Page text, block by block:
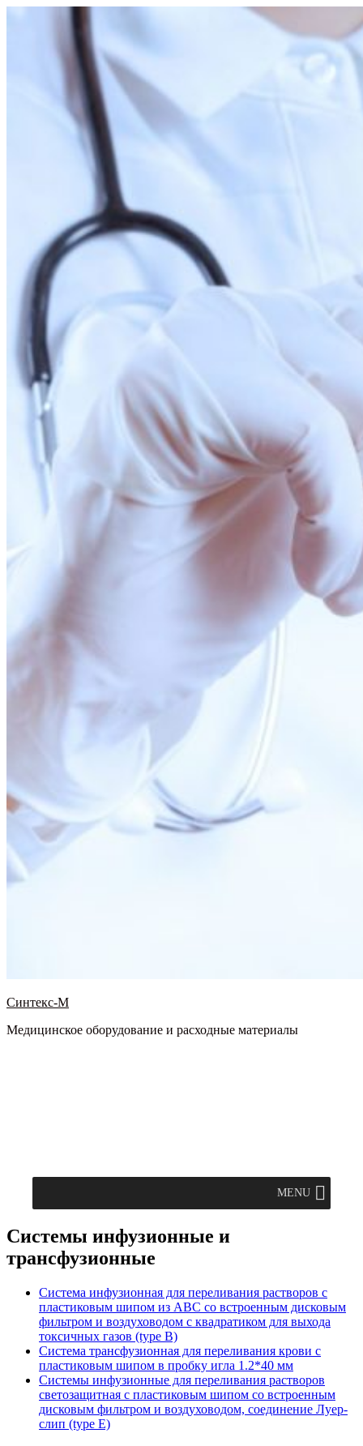
Синтекс-М
Медицинское оборудование и расходные материалы
MENU
Системы инфузионные и
трансфузионные
Система инфузионная для переливания растворов с
пластиковым шипом из ABC со встроенным дисковым
фильтром и воздуховодом с квадратиком для выхода
токсичных газов (type B)
Система трансфузионная для переливания крови с
пластиковым шипом в пробку игла 1.2*40 мм
Системы инфузионные для переливания растворов
светозащитная с пластиковым шипом со встроенным
дисковым фильтром и воздуховодом, соединение Луер-
слип (type Е)